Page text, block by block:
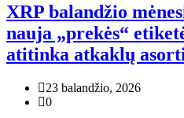
XRP balandžio
nauja „prekės“
atitinka atkaklų
23 balandžio, 2026
0